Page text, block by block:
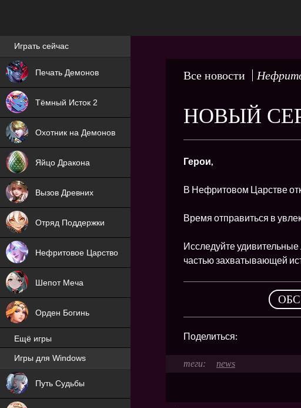
Все новости
НОВЫЙ
Герои,
В Нефритовом Царстве
Время отправиться в
Исследуйте
частью захватывающей
Поделиться:
news
Лучшие игры онлайн
Играть сейчас
Печать Демонов
NEW
Тёмный Исток 2
NEW
Охотник на Демонов
ХИТ
Яйцо Дракона
NEW
Вызов Древних
ХИТ
Отряд Поддержки
ХИТ
Нефритовое Царство
Шепот Меча
Орден Богинь
Ещё игры
Игры для Windows
Путь Судьбы
NEW